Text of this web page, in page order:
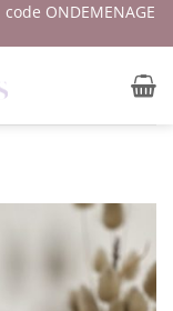
code ONDEMENAGE